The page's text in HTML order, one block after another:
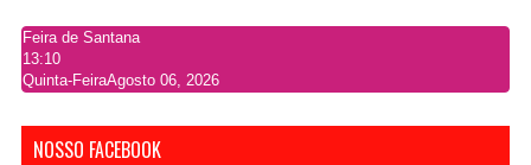
Feira de Santana
13:10
Quinta-FeiraAgosto 06, 2026
NOSSO FACEBOOK